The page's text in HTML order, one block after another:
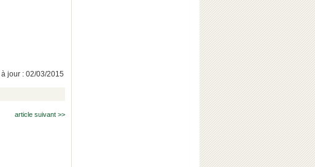
jour : 02/03/2015
article suivant >>